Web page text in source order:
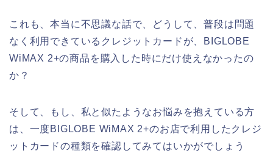
これも、本当に不思議な話で、どうして、普段は問題
なく利用できているクレジットカードが、BIGLOBE
WiMAX 2+の商品を購入した時にだけ使えなかったの
か？
そして、もし、私と似たようなお悩みを抱えている方
は、一度BIGLOBE WiMAX 2+のお店で利用したクレジ
ットカードの種類を確認してみてはいかがでしょう